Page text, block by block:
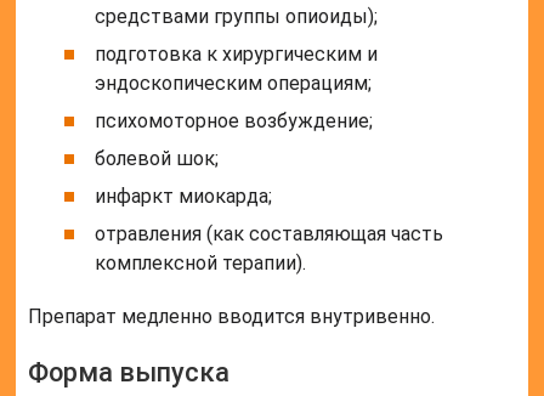
средствами группы опиоиды);
подготовка к хирургическим и
эндоскопическим операциям;
психомоторное возбуждение;
болевой шок;
инфаркт миокарда;
отравления (как составляющая часть
комплексной терапии).
Препарат медленно вводится внутривенно.
Форма выпуска